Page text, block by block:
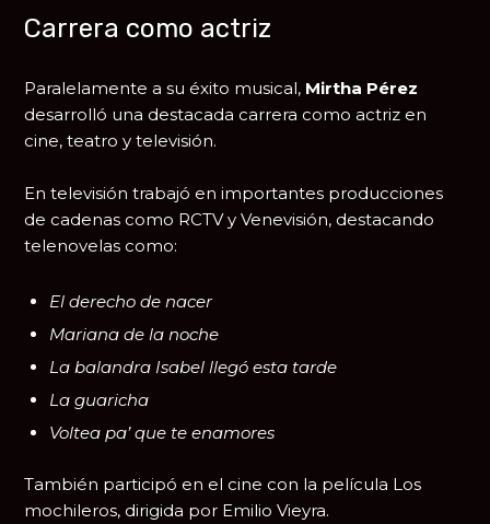
Carrera como actriz
Paralelamente a su éxito musical, Mirtha Pérez
desarrolló una destacada carrera como actriz en
cine, teatro y televisión.
En televisión trabajó en importantes producciones
de cadenas como RCTV y Venevisión, destacando
telenovelas como:
El derecho de nacer
Mariana de la noche
La balandra Isabel llegó esta tarde
La guaricha
Voltea pa’ que te enamores
También participó en el cine con la película Los
mochileros, dirigida por Emilio Vieyra.